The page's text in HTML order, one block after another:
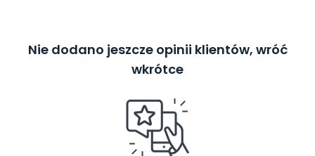
Nie dodano jeszcze opinii klientów, wróć
wkrótce